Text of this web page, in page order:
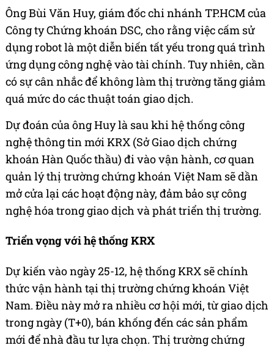
Ông Bùi Văn Huy, giám đốc chi nhánh TP.HCM của
Công ty Chứng khoán DSC, cho rằng việc cấm sử
dụng robot là một diễn biến tất yếu trong quá trình
ứng dụng công nghệ vào tài chính. Tuy nhiên, cần
có sự cân nhắc để không làm thị trường tăng giảm
quá mức do các thuật toán giao dịch.
Dự đoán của ông Huy là sau khi hệ thống công
nghệ thông tin mới KRX (Sở Giao dịch chứng
khoán Hàn Quốc thầu) đi vào vận hành, cơ quan
quản lý thị trường chứng khoán Việt Nam sẽ dần
mở cửa lại các hoạt động này, đảm bảo sự công
nghệ hóa trong giao dịch và phát triển thị trường.
Triển vọng với hệ thống KRX
Dự kiến vào ngày 25-12, hệ thống KRX sẽ chính
thức vận hành tại thị trường chứng khoán Việt
Nam. Điều này mở ra nhiều cơ hội mới, từ giao dịch
trong ngày (T+0), bán khống đến các sản phẩm
mới để nhà đầu tư lựa chọn. Thị trường chứng